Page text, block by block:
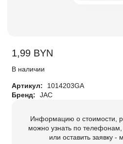
1,99 BYN
В наличии
Артикул:
1014203GA
Бренд:
JAC
Информацию о стоимости,
можно узнать по телефонам,
или оставить заявку -